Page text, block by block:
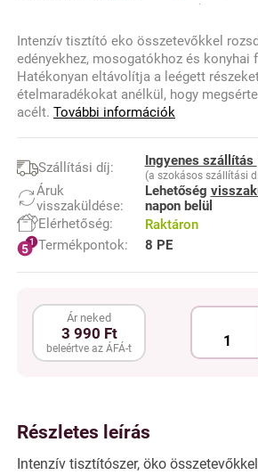
Intenzív tisztító eko összetevőkkel
edényekhez, mosogatókhoz és konyhai
Hatékonyan eltávolítja a leégett
ételmaradékokat anélkül, hogy
acélt. További információk
Szállítási díj: Ingyenes szállítás
(a szokásos szállítási
Áruk
visszaküldése:
Lehetőség
napon belül
Elérhetőség:
Raktáron
Termékpontok:
8 PE
Ár neked
3 990 Ft
beleértve az ÁFÁ-t
Részletes leírás
Intenzív tisztítószer, öko